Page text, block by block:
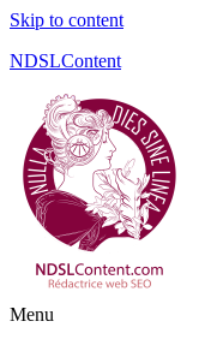
Skip to content
NDSLContent
Menu